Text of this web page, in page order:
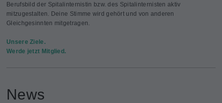
Berufsbild der Spitalinternistin bzw. des Spitalinternisten aktiv
mitzugestalten. Deine Stimme wird gehört und von anderen
Gleichgesinnten mitgetragen.
Unsere Ziele.
Werde jetzt Mitglied.
News